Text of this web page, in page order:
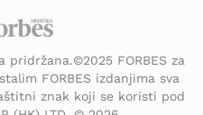
pridržana.©2025 FORBES za
FORBES izdanjima sva
znak koji se koristi pod